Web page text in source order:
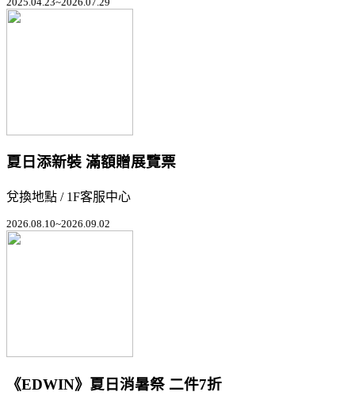
夏日添新裝 滿額贈展覽票
兌換地點 / 1F客服中心
2026.08.10~2026.09.02
《EDWIN》夏日消暑祭 二件7折